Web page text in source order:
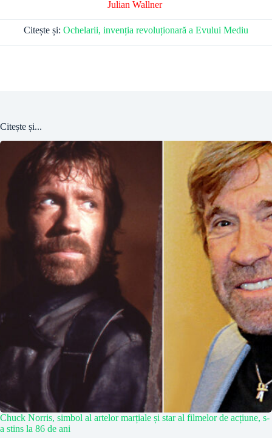
Julian Wallner
Citește și: Ochelarii, invenția revoluționară a Evului Mediu
Citește și...
Chuck Norris, simbol al artelor marțiale și star al filmelor de acțiune, s-
a stins la 86 de ani